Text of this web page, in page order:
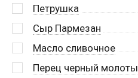
Петрушка
Сыр Пармезан
Масло сливочное
Перец черный